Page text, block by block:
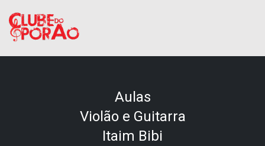
Aulas
Violão e Guitarra
Itaim Bibi